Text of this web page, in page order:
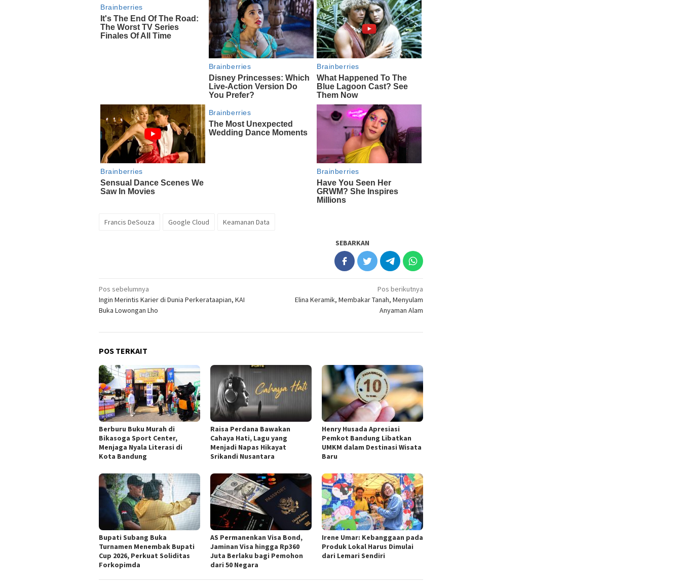
Francis DeSouza Google Cloud Keamanan Data
SEBARKAN
Navigasi
pos
Pos sebelumnya
Ingin Merintis Karier di Dunia Perkerataapian, KAI
Buka Lowongan Lho
Pos berikutnya
Elina Keramik, Membakar Tanah, Menyulam
Anyaman Alam
POS TERKAIT
Berburu Buku Murah di
Bikasoga Sport Center,
Menjaga Nyala Literasi di
Kota Bandung
Raisa Perdana Bawakan
Cahaya Hati, Lagu yang
Menjadi Napas Hikayat
Srikandi Nusantara
Henry Husada Apresiasi
Pemkot Bandung Libatkan
UMKM dalam Destinasi Wisata
Baru
Bupati Subang Buka
Turnamen Menembak Bupati
Cup 2026, Perkuat Soliditas
Forkopimda
AS Permanenkan Visa Bond,
Jaminan Visa hingga Rp360
Juta Berlaku bagi Pemohon
dari 50 Negara
Irene Umar: Kebanggaan pada
Produk Lokal Harus Dimulai
dari Lemari Sendiri